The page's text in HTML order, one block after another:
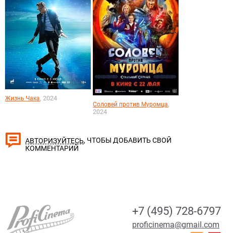
Жизнь Чака, 2024
Соловей против Муромца,
2024
АВТОРИЗУЙТЕСЬ, ЧТОБЫ ДОБАВИТЬ СВОЙ
КОММЕНТАРИЙ
+7 (495) 728-6797
proficinema@gmail.com